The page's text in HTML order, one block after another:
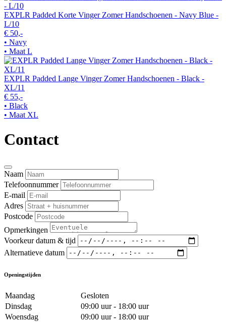
EXPLR Padded Korte Vinger Zomer Handschoenen - Navy Blue -
L/10
€ 50,-
• Navy
• Maat L
EXPLR Padded Lange Vinger Zomer Handschoenen - Black -
XL/11
€ 55,-
• Black
• Maat XL
Contact
Naam
Telefoonnummer
E-mail
Adres
Postcode
Opmerkingen
Voorkeur datum & tijd
Alternatieve datum
Openingstijden
Maandag
Gesloten
Dinsdag
09:00 uur - 18:00 uur
Woensdag
09:00 uur - 18:00 uur